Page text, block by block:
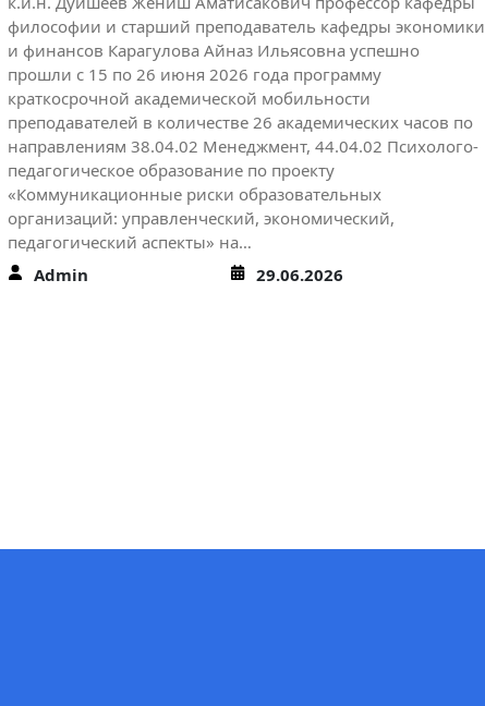
К.Ш. Токтомаматов атындагы Эл аралык
университетинин илим бөлүмү
ОшМУнун тренер-окутуучулары ф-м.и.д.,
профессор Д.А.Турсунов жана ф-м.и.к.,
доцент Г.М.Анарбаевалар илимий-
изилдөө кызматташтыгын чыңдоо
К.Ш. Токтомаматов атындагы Эл аралык университетинин
илим бөлүмү ОшМУнун тренер-окутуучулары ф-м.и.д.,
профессор Д.А.Турсунов жана ф-м.и.к., доцент
Г.М.Анарбаевалар илимий-изилдөө кызматташтыгын